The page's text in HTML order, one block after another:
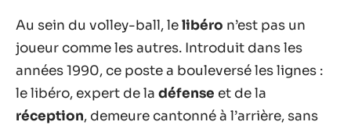
Au sein du volley-ball, lelibéro n’est pas un
joueur comme les autres. Introduit dans les
années 1990, ce poste a bouleversé les lignes :
le libéro, expert de la défense et de la
réception, demeure cantonné à l’arrière, sans